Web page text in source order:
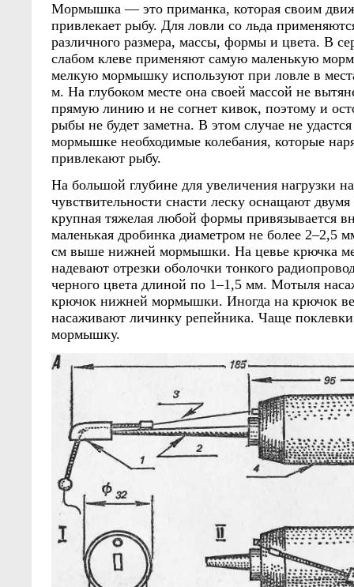
Мормышка — это приманка, которая своим
привлекает рыбу. Для ловли со льда
различного размера, массы, формы и цвета. В
слабом клеве применяют самую маленькую
мелкую мормышку используют при ловле в
м. На глубоком месте она своей массой не
прямую линию и не согнет кивок, поэтому и
рыбы не будет заметна. В этом случае не
мормышке необходимые колебания, которые
привлекают рыбу.
На большой глубине для увеличения нагрузки
чувствительности снасти леску оснащают
крупная тяжелая любой формы привязывается
маленькая дробинка диаметром не более 2–2,5
см выше нижней мормышки. На цевье крючка
надевают отрезки оболочки тонкого
черного цвета длиной по 1–1,5 мм. Мотыля
крючок нижней мормышки. Иногда на крючок
насаживают личинку репейника. Чаще
мормышку.